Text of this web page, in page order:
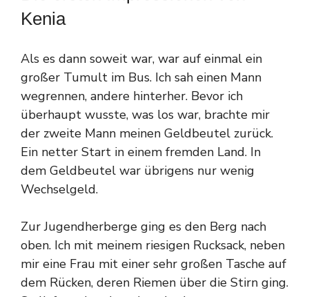
Kenia
Als es dann soweit war, war auf einmal ein
großer Tumult im Bus. Ich sah einen Mann
wegrennen, andere hinterher. Bevor ich
überhaupt wusste, was los war, brachte mir
der zweite Mann meinen Geldbeutel zurück.
Ein netter Start in einem fremden Land. In
dem Geldbeutel war übrigens nur wenig
Wechselgeld.
Zur Jugendherberge ging es den Berg nach
oben. Ich mit meinem riesigen Rucksack, neben
mir eine Frau mit einer sehr großen Tasche auf
dem Rücken, deren Riemen über die Stirn ging.